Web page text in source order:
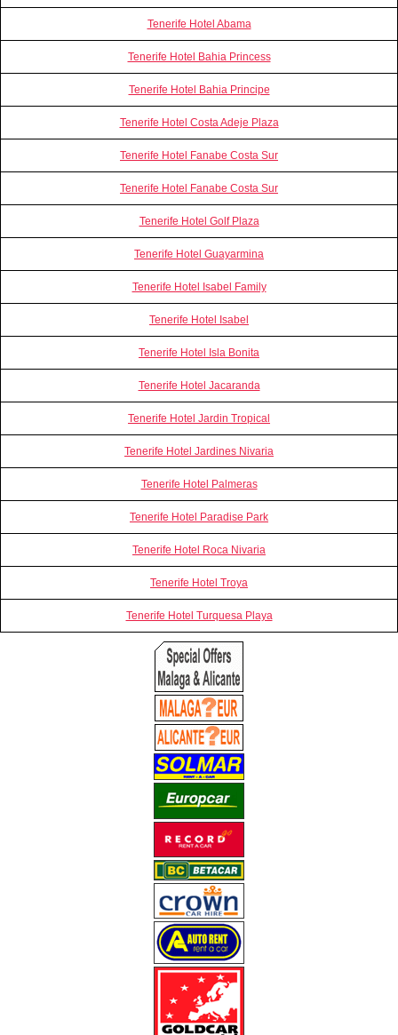
Tenerife Hotel Abama
Tenerife Hotel Bahia Princess
Tenerife Hotel Bahia Principe
Tenerife Hotel Costa Adeje Plaza
Tenerife Hotel Fanabe Costa Sur
Tenerife Hotel Fanabe Costa Sur
Tenerife Hotel Golf Plaza
Tenerife Hotel Guayarmina
Tenerife Hotel Isabel Family
Tenerife Hotel Isabel
Tenerife Hotel Isla Bonita
Tenerife Hotel Jacaranda
Tenerife Hotel Jardin Tropical
Tenerife Hotel Jardines Nivaria
Tenerife Hotel Palmeras
Tenerife Hotel Paradise Park
Tenerife Hotel Roca Nivaria
Tenerife Hotel Troya
Tenerife Hotel Turquesa Playa